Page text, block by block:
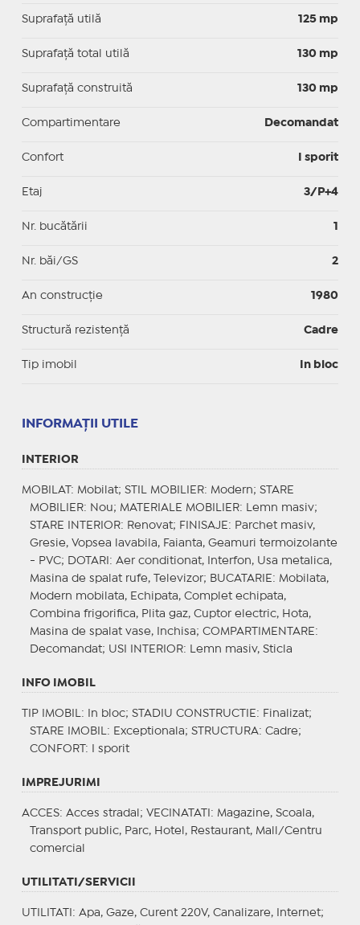
Suprafaţă utilă 125 mp
Suprafaţă total utilă 130 mp
Suprafaţă construită 130 mp
Compartimentare Decomandat
Confort I sporit
Etaj 3/P+4
Nr. bucătării 1
Nr. băi/GS 2
An construcție 1980
Structură rezistență Cadre
Tip imobil In bloc
INFORMAŢII UTILE
INTERIOR
MOBILAT : Mobilat; STIL MOBILIER: Modern; STARE
MOBILIER: Nou; MATERIALE MOBILIER: Lemn masiv;
STARE INTERIOR: Renovat; FINISAJE : Parchet masiv,
Gresie, Vopsea lavabila, Faianta, Geamuri termoizolante
- PVC;
DOTARI : Aer conditionat, Interfon, Usa metalica,
Masina de spalat rufe, Televizor; BUCATARIE : Mobilata,
Modern mobilata, Echipata, Complet echipata,
Combina frigorifica, Plita gaz, Cuptor electric, Hota,
Masina de spalat vase, Inchisa; COMPARTIMENTARE :
Decomandat; USI INTERIOR: Lemn masiv, Sticla
INFO IMOBIL
TIP IMOBIL : In bloc; STADIU CONSTRUCTIE : Finalizat;
STARE IMOBIL : Exceptionala; STRUCTURA: Cadre;
CONFORT : I sporit
IMPREJURIMI
ACCES: Acces stradal; VECINATATI : Magazine, Scoala,
Transport public, Parc, Hotel, Restaurant, Mall/Centru
comercial
UTILITATI/SERVICII
UTILITATI : Apa, Gaze, Curent 220V, Canalizare, Internet;